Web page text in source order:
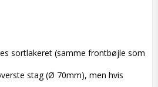
sortlakeret (samme frontbøjle som
stag (Ø 70mm), men hvis